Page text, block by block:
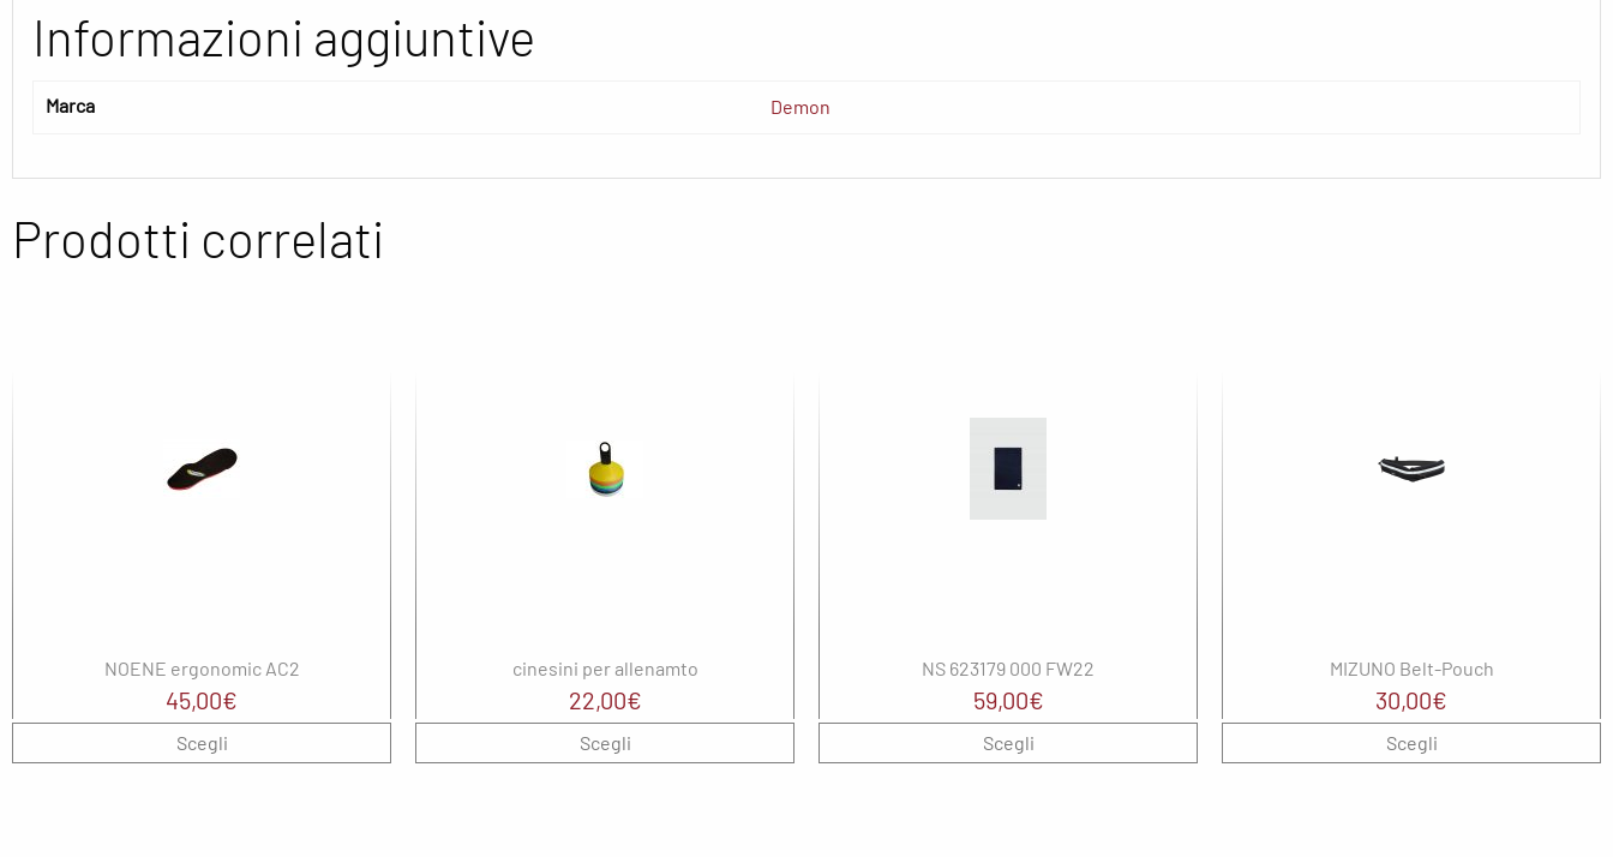
Informazioni aggiuntive
Marca Demon
Prodotti correlati
NOENE ergonomic AC2
45,00€
Scegli
cinesini per allenamto
22,00€
Scegli
NS 623179 000 FW22
59,00€
Scegli
MIZUNO Belt-Pouch
30,00€
Scegli